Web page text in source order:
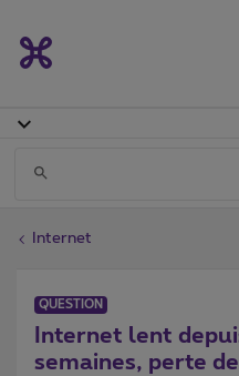
Internet
QUESTION
Internet lent
semaines, perte